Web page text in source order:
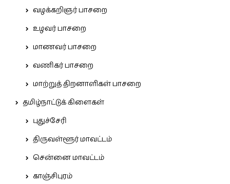
வழக்கறிஞர் பாசறை
உழவர் பாசறை
மாணவர் பாசறை
வணிகர் பாசறை
மாற்றுத் திறனாளிகள் பாசறை
தமிழ்நாட்டுக் கிளைகள்
புதுச்சேரி
திருவள்ளூர் மாவட்டம்
சென்னை மாவட்டம்
காஞ்சிபுரம்